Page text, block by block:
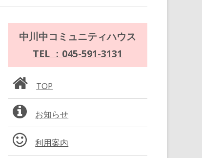
メ
ン
サ
イ
ド
中川中コミュニティハウス
TEL ：045-591-3131
TOP
お知らせ
利用案内